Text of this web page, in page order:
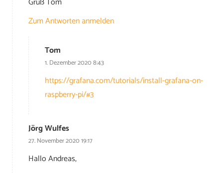
Zum Antworten anmelden
Tom
1. Dezember 2020 8:43
https://grafana.com/tutorials/install-grafana-on-
raspberry-pi/#3
Jörg Wulfes
27. November 2020 19:17
Hallo Andreas,